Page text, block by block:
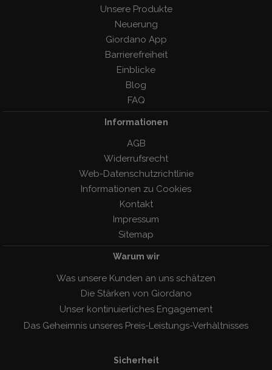
Unsere Produkte
Neuerung
Giordano App
Barrierefreiheit
Einblicke
Blog
FAQ
Informationen
AGB
Widerrufsrecht
Web-Datenschutzrichtlinie
Informationen zu Cookies
Kontakt
Impressum
Sitemap
Warum wir
Was unsere Kunden an uns schätzen
Die Stärken von Giordano
Unser kontinuierliches Engagement
Das Geheimnis unseres Preis-Leistungs-Verhàltnisses
Sicherheit